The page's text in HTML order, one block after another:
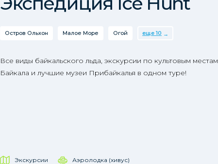
Остров Ольхон Малое Море Огой еще 10
Все виды байкальского льда, экскурсии по культовым местам
Байкала и лучшие музеи Прибайкалья в одном туре!
Экскурсии Аэролодка (хивус)